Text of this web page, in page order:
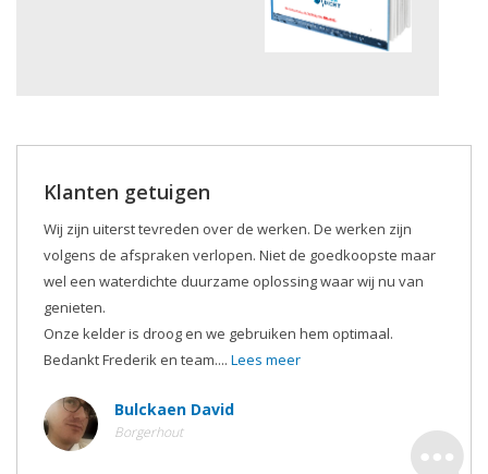
Klanten getuigen
Wij zijn uiterst tevreden over de werken. De werken zijn
volgens de afspraken verlopen. Niet de goedkoopste maar
wel een waterdichte duurzame oplossing waar wij nu van
genieten.
Onze kelder is droog en we gebruiken hem optimaal.
Bedankt Frederik en team.... Lees meer
Bulckaen David
Borgerhout